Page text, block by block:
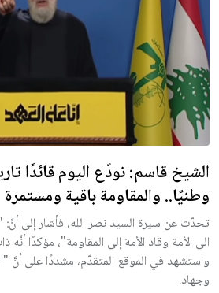
الشيخ قاسم: نودّع اليوم قائدًا
وطنيًا.. والمقاومة باقية ومستمرة
تحدّث عن سيرة السيد نصر الله، فأشار إلى أنَّ:
الى الأمة وقاد الأمة إلى المقاومة"، مؤكدًا أنَّه
واستشهد في الموقع المتقدّم، مشددًا على
وجهاد.